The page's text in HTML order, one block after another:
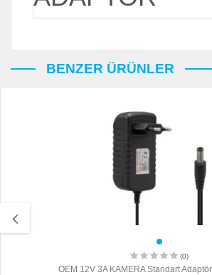
BENZER ÜRÜNLER
(0)
OEM 12V 3A KAMERA Standart